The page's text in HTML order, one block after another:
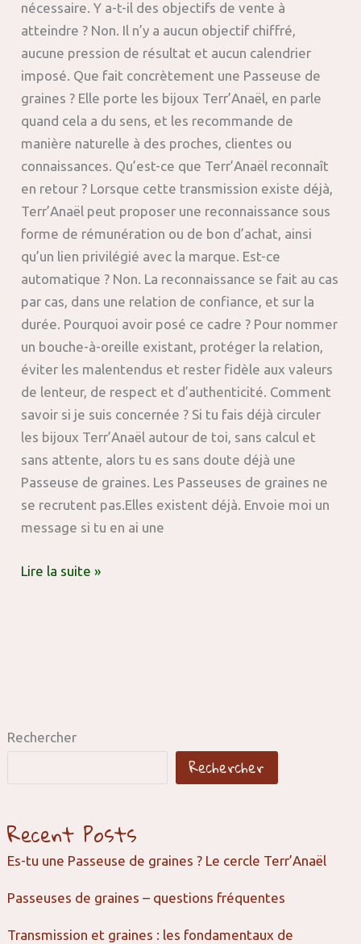
Rechercher
Rechercher
Recent Posts
Es-tu une Passeuse de graines ? Le cercle Terr’Anaël
Passeuses de graines – questions fréquentes
Transmission et graines : les fondamentaux de
nécessaire. Y a-t-il des objectifs de vente à
atteindre ? Non. Il n’y a aucun objectif chiffré,
aucune pression de résultat et aucun calendrier
imposé. Que fait concrètement une Passeuse de
graines ? Elle porte les bijoux Terr’Anaël, en parle
quand cela a du sens, et les recommande de
manière naturelle à des proches, clientes ou
connaissances. Qu’est-ce que Terr’Anaël reconnaît
en retour ? Lorsque cette transmission existe déjà,
Terr’Anaël peut proposer une reconnaissance sous
forme de rémunération ou de bon d’achat, ainsi
qu’un lien privilégié avec la marque. Est-ce
automatique ? Non. La reconnaissance se fait au cas
par cas, dans une relation de confiance, et sur la
durée. Pourquoi avoir posé ce cadre ? Pour nommer
un bouche-à-oreille existant, protéger la relation,
éviter les malentendus et rester fidèle aux valeurs
de lenteur, de respect et d’authenticité. Comment
savoir si je suis concernée ? Si tu fais déjà circuler
les bijoux Terr’Anaël autour de toi, sans calcul et
sans attente, alors tu es sans doute déjà une
Passeuse de graines. Les Passeuses de graines ne
se recrutent pas.Elles existent déjà. Envoie moi un
message si tu en ai une
Lire la suite »